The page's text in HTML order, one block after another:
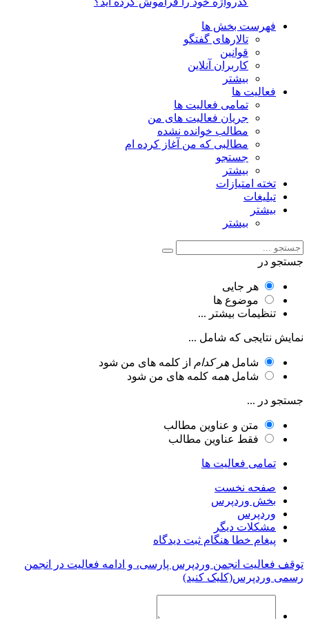
فهرست بخش ها
تالارهای گفتگو
قوانین
کاربران آنلاین
بیشتر
فعالیت ها
تمامی فعالیت ها
جریان فعالیت های من
مطالب خوانده نشده
مطالبی که من آغاز کرده ام
جستجو
بیشتر
تخته امتیازات
تبلیغات
بیشتر
بیشتر
جستجو در
هر جایی
موضوع ها
تنظیمات بیشتر ...
نمایش نتایجی که شامل ...
شامل هر کدام از کلمه های من شود
شامل همه کلمه های من شود
جستجو در ...
متن و عناوین مطالب
فقط عناوین مطالب
تمامی فعالیت ها
صفحه نخست
بخش وردپرس
وردپرس
مشکلات دیگر
پیغام خطا هنگام ثبت دیدگاه
توقف فعالیت انجمن وردپرس پارسی، و ادامه فعالیت در انجمن
رسمی وردپرس(کلیک کنید)